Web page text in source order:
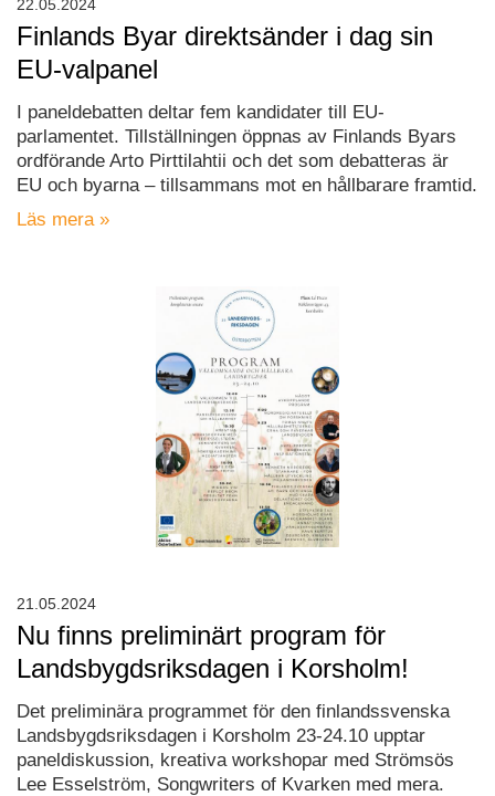
Finlands Byar direktsänder i dag sin
EU-valpanel
I paneldebatten deltar fem kandidater till EU-
parlamentet. Tillställningen öppnas av Finlands Byars
ordförande Arto Pirttilahtii och det som debatteras är
EU och byarna – tillsammans mot en hållbarare framtid.
Läs mera »
22.05.2024
Nu finns preliminärt program för
Landsbygdsriksdagen i Korsholm!
Det preliminära programmet för den finlandssvenska
Landsbygdsriksdagen i Korsholm 23-24.10 upptar
paneldiskussion, kreativa workshopar med Strömsös
Lee Esselström, Songwriters of Kvarken med mera.
21.05.2024